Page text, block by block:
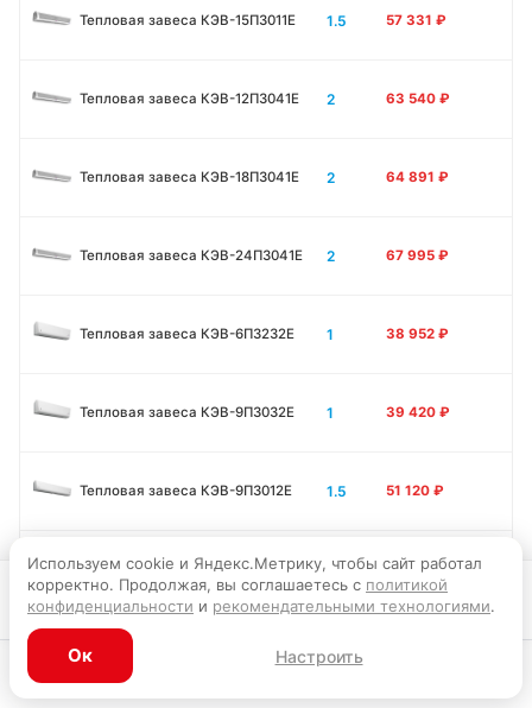
Главная
Тепловая завеса КЭВ-15П3011E 1.5 57 331 ₽
Тепловая завеса КЭВ-12П3041E 2 63 540 ₽
Тепловая завеса КЭВ-18П3041E 2 64 891 ₽
Тепловая завеса КЭВ-24П3041E 2 67 995 ₽
Тепловая завеса КЭВ-6П3232E 1 38 952 ₽
Тепловая завеса КЭВ-9П3032E 1 39 420 ₽
Тепловая завеса КЭВ-9П3012E 1.5 51 120 ₽
Тепловая завеса КЭВ-12П3012E 1.5 51 436₽
Тепловая завеса КЭВ-15П3012E
Используем cookie и Яндекс.Метрику, чтобы сайт работал
корректно. Продолжая, вы соглашаетесь с политикой
конфиденциальности и рекомендательными технологиями.
Ок Настроить
Запросить цену